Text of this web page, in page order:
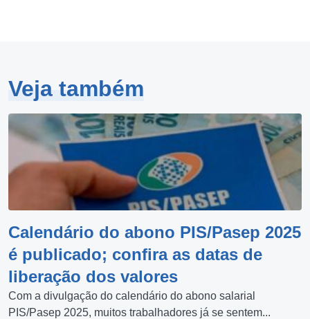
Veja também
Calendário do abono PIS/Pasep 2025
é publicado; confira as datas de
liberação dos valores
Com a divulgação do calendário do abono salarial
PIS/Pasep 2025, muitos trabalhadores já se sentem...